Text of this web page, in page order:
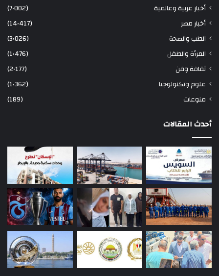
أخبار عربية وعالمية
(7٬002)
أخبار مصر
(14٬417)
الطب والصحة
(3٬026)
المرأة والطفل
(1٬476)
ثقافة وفن
(2٬177)
علوم وتكنولوجيا
(1٬362)
منوعات
(189)
أحدث المقالات